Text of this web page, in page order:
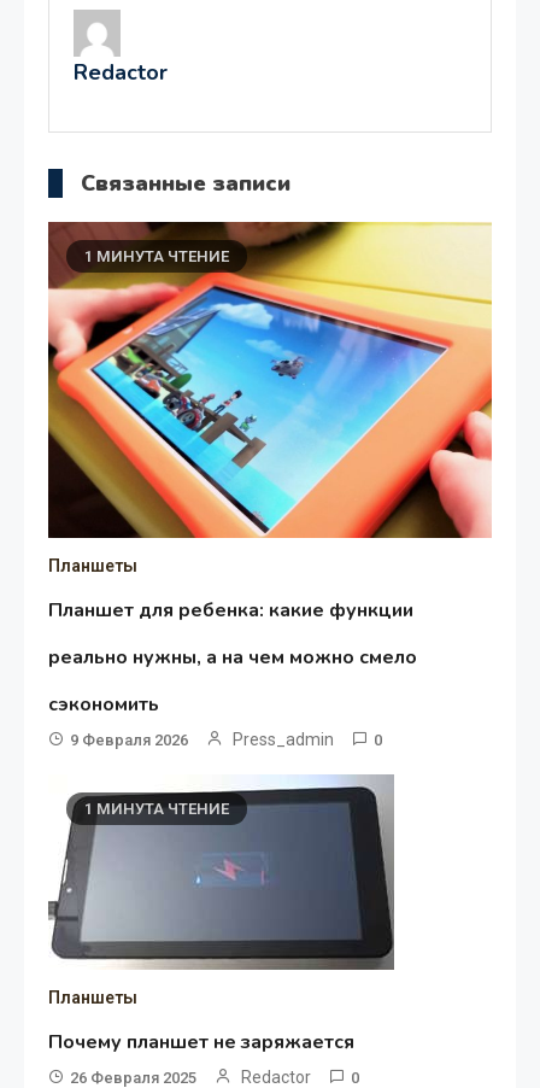
записям
Redactor
Связанные записи
1 МИНУТА ЧТЕНИЕ
Планшеты
Планшет для ребенка: какие функции
реально нужны, а на чем можно смело
сэкономить
9 Февраля 2026 Press_admin 0
1 МИНУТА ЧТЕНИЕ
Планшеты
Почему планшет не заряжается
26 Февраля 2025 Redactor 0